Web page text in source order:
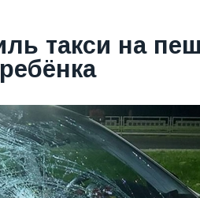
такси на